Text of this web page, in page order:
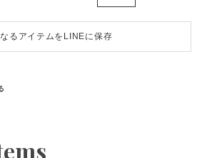
るアイテムをLINEに保存